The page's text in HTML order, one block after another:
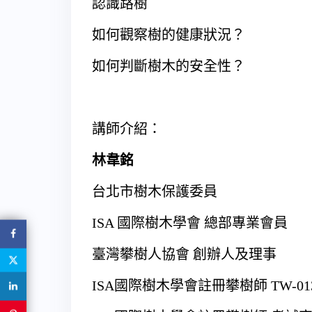
認識路樹
如何觀察樹的健康狀況？
如何判斷樹木的安全性？
講師介紹：
林韋銘
台北市樹木保護委員
ISA 國際樹木學會 總部專業會員
臺灣攀樹人協會 創辦人及理事
ISA國際樹木學會註冊攀樹師 TW-